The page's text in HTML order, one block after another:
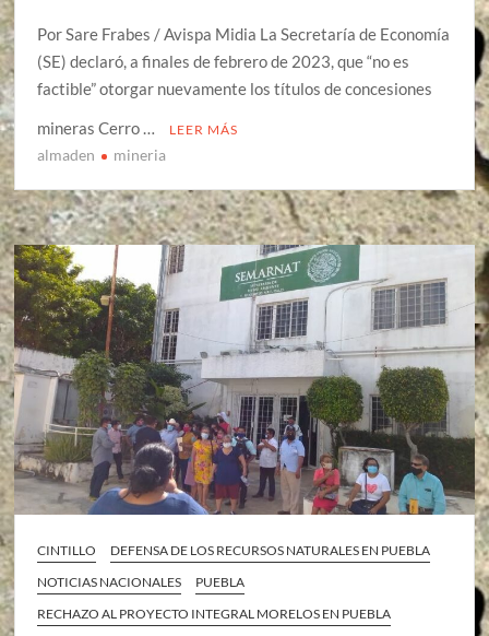
Por Sare Frabes / Avispa Midia La Secretaría de Economía
(SE) declaró, a finales de febrero de 2023, que “no es
factible” otorgar nuevamente los títulos de concesiones
mineras Cerro …
LEER MÁS
almaden mineria
CINTILLO
DEFENSA DE LOS RECURSOS NATURALES EN PUEBLA
NOTICIAS NACIONALES
PUEBLA
RECHAZO AL PROYECTO INTEGRAL MORELOS EN PUEBLA